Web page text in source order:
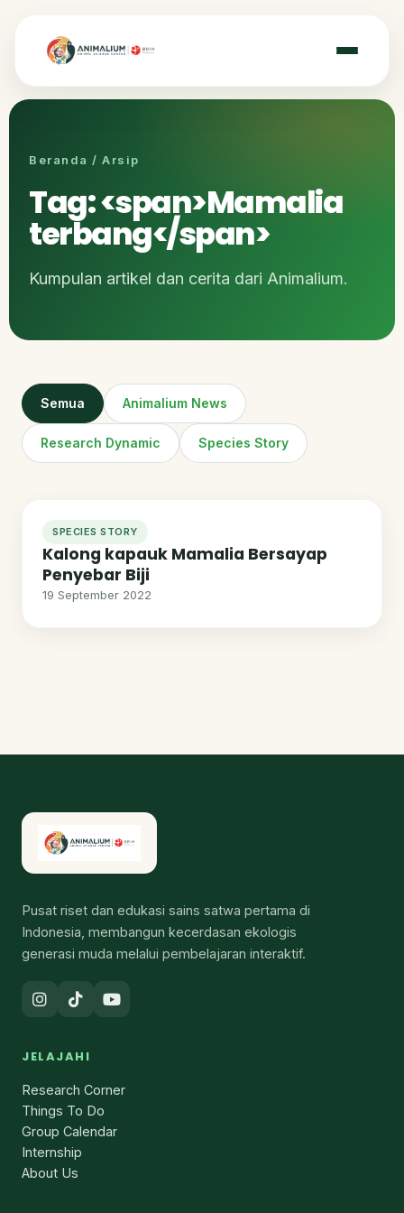
Beranda / Arsip
Tag: <span>Mamalia
terbang</span>
Kumpulan artikel dan cerita dari Animalium.
Semua Animalium News
Research Dynamic Species Story
SPECIES STORY
Kalong kapauk Mamalia Bersayap
Penyebar Biji
19 September 2022
Pusat riset dan edukasi sains satwa pertama di
Indonesia, membangun kecerdasan ekologis
generasi muda melalui pembelajaran interaktif.
JELAJAHI
Research Corner
Things To Do
Group Calendar
Internship
About Us